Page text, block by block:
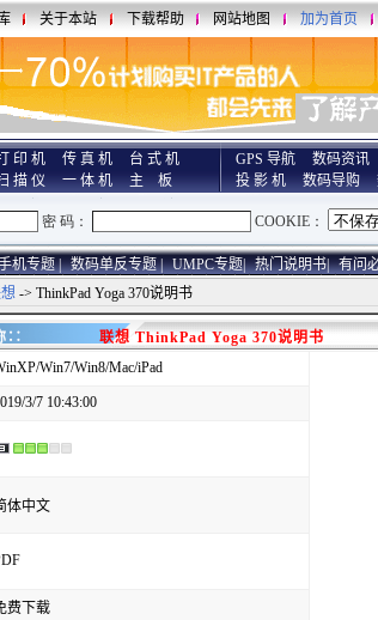
关于本站 下载帮助 网站地图 加为首页
印 机 传 真 机
台 式 机
描 仪
一 体 机 主 板
GPS 导航 数码资讯
投 影 机
数码导购
机专题 | 数码单反专题 | UMPC专题| 热门说明书| 有问
-> ThinkPad Yoga 370说明书
名称∷ 联想 ThinkPad Yoga 370说明书
Win7/Win8/Mac/iPad
3/7 10:43:00
体中文
费下载